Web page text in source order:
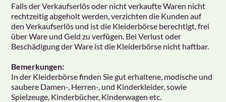
Falls der Verkaufserlös oder nicht verkaufte Waren nicht
rechtzeitig abgeholt werden, verzichten die Kunden auf
den Verkaufserlös und ist die Kleiderbörse berechtigt, frei
über Ware und Geld zu verfügen. Bei Verlust oder
Beschädigung der Ware ist die Kleiderbörse nicht haftbar.
Bemerkungen:
In der Kleiderbörse finden Sie gut erhaltene, modische und
saubere Damen-, Herren-, und Kinderkleider, sowie
Spielzeuge, Kinderbücher, Kinderwagen etc.